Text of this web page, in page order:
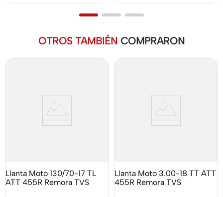
OTROS TAMBIÉN COMPRARON
Llanta Moto 130/70-17 TL
ATT 455R Remora TVS
Llanta Moto 3.00-18 TT ATT
455R Remora TVS